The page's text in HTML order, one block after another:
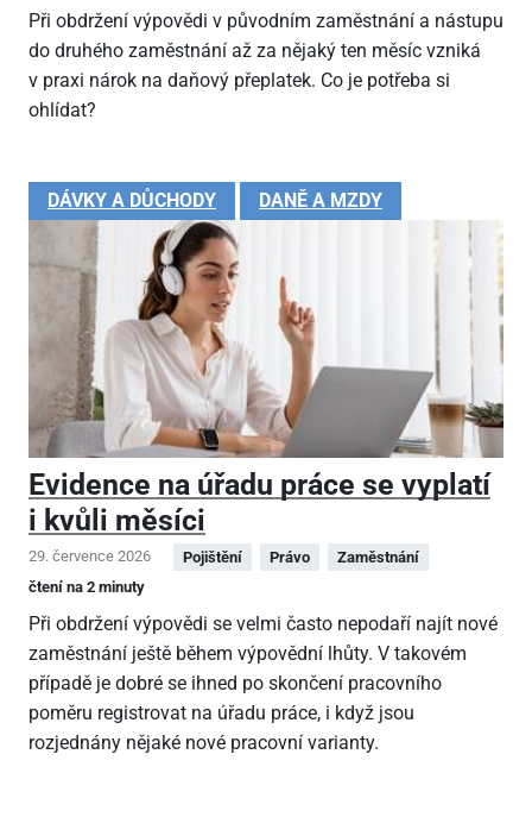
Při obdržení výpovědi v původním zaměstnání a nástupu
do druhého zaměstnání až za nějaký ten měsíc vzniká
v praxi nárok na daňový přeplatek. Co je potřeba si
ohlídat?
DÁVKY A DŮCHODY DANĚ A MZDY
Evidence na úřadu práce se vyplatí
i kvůli měsíci
29. července 2026 Pojištění Právo
Zaměstnání
čtení na 2 minuty
Při obdržení výpovědi se velmi často nepodaří najít nové
zaměstnání ještě během výpovědní lhůty. V takovém
případě je dobré se ihned po skončení pracovního
poměru registrovat na úřadu práce, i když jsou
rozjednány nějaké nové pracovní varianty.